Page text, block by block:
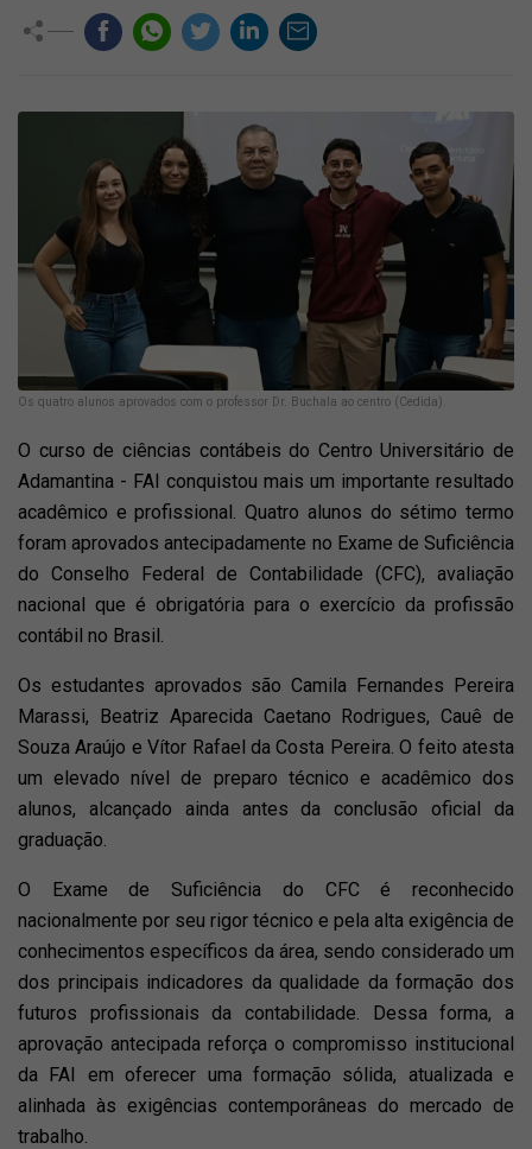
Os quatro alunos aprovados com o professor Dr. Buchala ao centro (Cedida).
O curso de ciências contábeis do Centro Universitário de
Adamantina - FAI conquistou mais um importante resultado
acadêmico e profissional. Quatro alunos do sétimo termo
foram aprovados antecipadamente no Exame de Suficiência
do Conselho Federal de Contabilidade (CFC), avaliação
nacional que é obrigatória para o exercício da profissão
contábil no Brasil.
Os estudantes aprovados são Camila Fernandes Pereira
Marassi, Beatriz Aparecida Caetano Rodrigues, Cauê de
Souza Araújo e Vítor Rafael da Costa Pereira. O feito atesta
um elevado nível de preparo técnico e acadêmico dos
alunos, alcançado ainda antes da conclusão oficial da
graduação.
O Exame de Suficiência do CFC é reconhecido
nacionalmente por seu rigor técnico e pela alta exigência de
conhecimentos específicos da área, sendo considerado um
dos principais indicadores da qualidade da formação dos
futuros profissionais da contabilidade. Dessa forma, a
aprovação antecipada reforça o compromisso institucional
da FAI em oferecer uma formação sólida, atualizada e
alinhada às exigências contemporâneas do mercado de
trabalho.